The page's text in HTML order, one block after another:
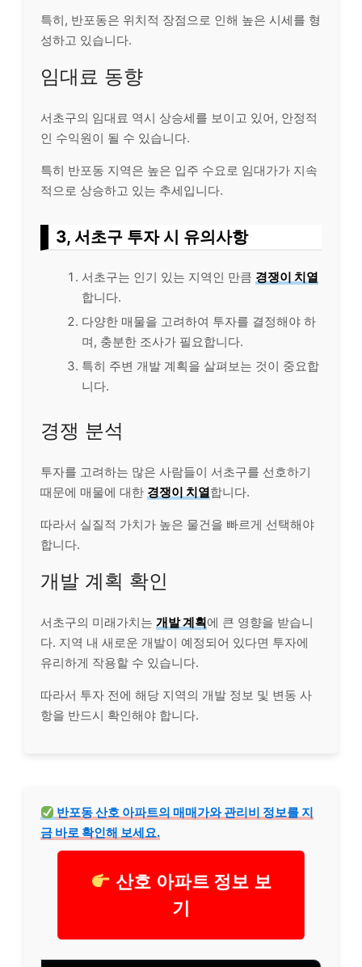
특히, 반포동은 위치적 장점으로 인해 높은 시세를 형
성하고 있습니다.
임대료 동향
서초구의 임대료 역시 상승세를 보이고 있어, 안정적
인 수익원이 될 수 있습니다.
특히 반포동 지역은 높은 입주 수요로 임대가가 지속
적으로 상승하고 있는 추세입니다.
3, 서초구 투자 시 유의사항
서초구는 인기 있는 지역인 만큼 경쟁이 치열
합니다.
다양한 매물을 고려하여 투자를 결정해야 하
며, 충분한 조사가 필요합니다.
특히 주변 개발 계획을 살펴보는 것이 중요합
니다.
경쟁 분석
투자를 고려하는 많은 사람들이 서초구를 선호하기
때문에 매물에 대한 경쟁이 치열합니다.
따라서 실질적 가치가 높은 물건을 빠르게 선택해야
합니다.
개발 계획 확인
서초구의 미래가치는 개발 계획에 큰 영향을 받습니
다. 지역 내 새로운 개발이 예정되어 있다면 투자에
유리하게 작용할 수 있습니다.
따라서 투자 전에 해당 지역의 개발 정보 및 변동 사
항을 반드시 확인해야 합니다.
반포동 산호 아파트의 매매가와 관리비 정보를 지
금 바로 확인해 보세요.
산호 아파트 정보 보
기